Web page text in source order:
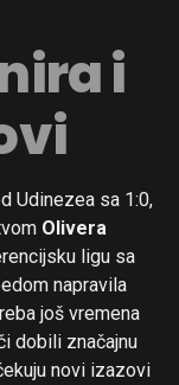
i
Udinezea sa 1:0,
Olivera
ligu sa
napravila
još vremena
dobili značajnu
novi izazovi